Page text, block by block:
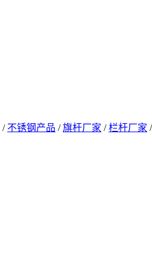
/ 不锈钢产品 /旗杆厂家 /栏杆厂家 /